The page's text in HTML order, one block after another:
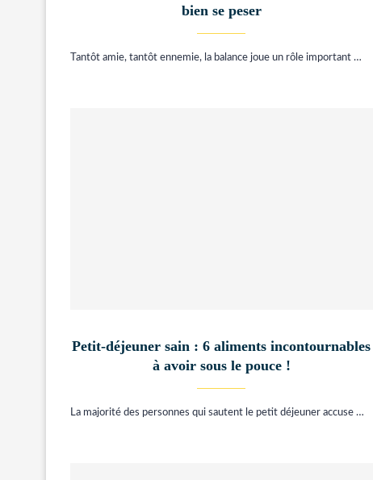
bien se peser
Tantôt amie, tantôt ennemie, la balance joue un rôle important …
Petit-déjeuner sain : 6 aliments incontournables
à avoir sous le pouce !
La majorité des personnes qui sautent le petit déjeuner accuse …